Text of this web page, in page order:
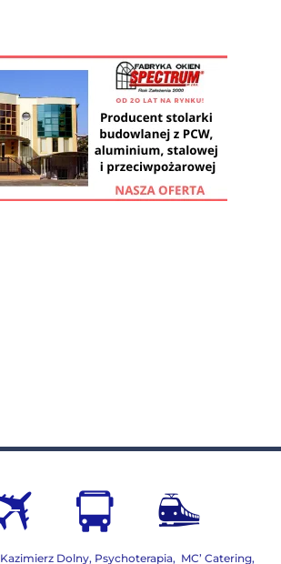
Kazimierz Dolny, Psychoterapia, MC’ Catering,